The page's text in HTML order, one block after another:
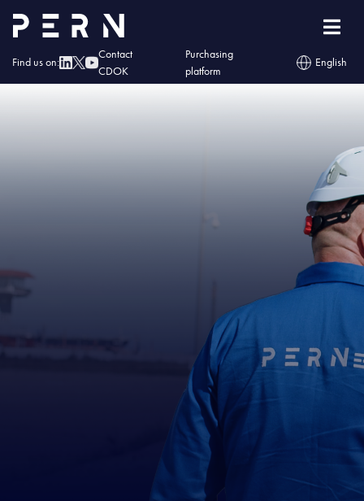
Find us on:
Contact
CDOK
Purchasing
platform
English
Home »IMG – Dębogórze: pierwsza w historii „morska” legalizacja zbiornika